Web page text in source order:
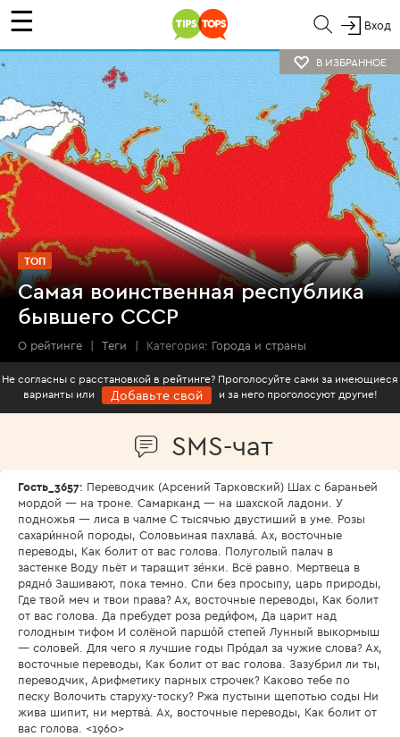
☰ Вход
В ИЗБРАННОЕ
ТОП
Самая воинственная республика
бывшего СССР
О рейтинге | Теги | Категория: Города и страны
Не согласны с расстановкой в рейтинге? Проголосуйте сами за имеющиеся
варианты или
Добавьте свой и за него проголосуют другие!
SMS-чат
Гость_3657: Переводчик (Арсений Тарковский) Шах с бараньей
мордой — на троне. Самарканд — на шахской ладони. У
подножья — лиса в чалме С тысячью двустиший в уме. Розы
сахари́нной породы, Соловьиная пахлава́. Ах, восточные
переводы, Как болит от вас голова. Полуголый палач в
застенке Воду пьёт и таращит зе́нки. Всё равно. Мертвеца в
рядно́ Зашивают, пока темно. Спи без просыпу, царь природы,
Где твой меч и твои права? Ах, восточные переводы, Как болит
от вас голова. Да пребудет роза реди́фом, Да царит над
голодным тифом И солёной паршо́й степей Лунный выкормыш
— соловей. Для чего я лучшие годы Про́дал за чужие слова? Ах,
восточные переводы, Как болит от вас голова. Зазубрил ли ты,
переводчик, Арифметику парных строчек? Каково тебе по
песку Волочить старуху-тоску? Ржа пустыни щепотью соды Ни
жива шипит, ни мертва́. Ах, восточные переводы, Как болит от
вас голова. <1960>